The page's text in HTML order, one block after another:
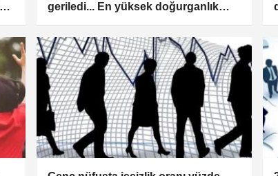
geriledi... En yüksek doğurganlık